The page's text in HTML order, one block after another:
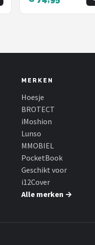
20W/QC
Oplaadstation
MERKEN
Hoesje
BROTECT
iMoshion
Lunso
MMOBIEL
PocketBook
Geschikt voor
i12Cover
Alle merken →